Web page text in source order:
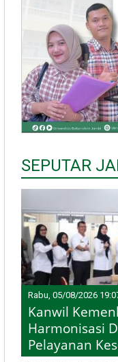
SEPUTAR
Rabu, 05/08/2026
Kanwil
Harmonisasi
Pelayanan